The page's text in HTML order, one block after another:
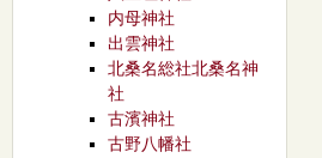
内母神社
出雲神社
北桑名総社北桑名神
社
古濱神社
古野八幡社